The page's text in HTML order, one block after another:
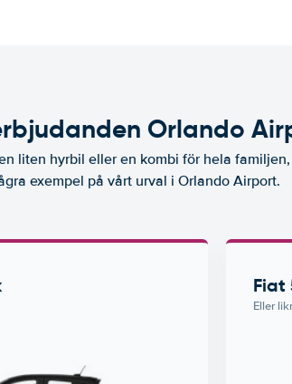
Orlando
liten hyrbil eller en kombi för hela
exempel på vårt urval i Orlando Airport.
Fiat
Eller